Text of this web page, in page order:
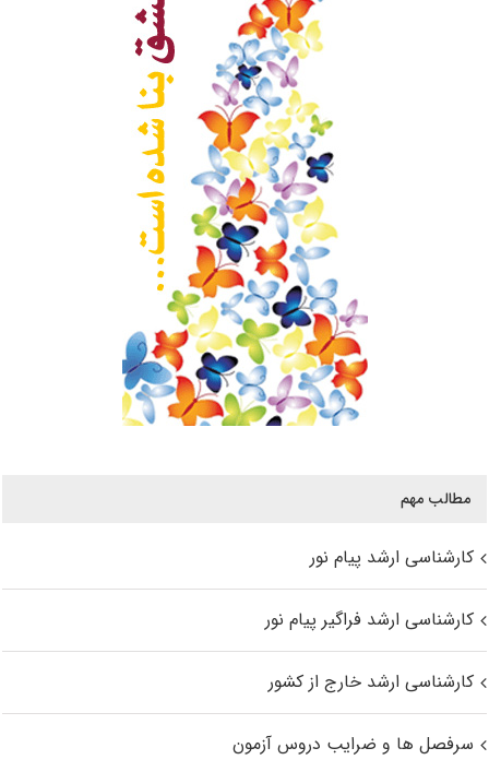
مطالب مهم
کارشناسی ارشد پیام نور
کارشناسی ارشد فراگیر پیام نور
کارشناسی ارشد خارج از کشور
سرفصل ها و ضرایب دروس آزمون